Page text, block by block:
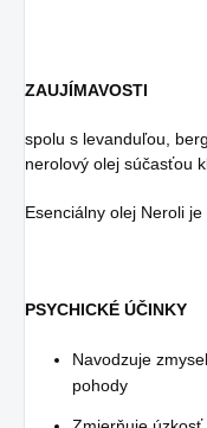
ZAUJÍMAVOSTI
spolu s levanduľou,
nerolový olej súčasťou
Esenciálny olej Neroli
PSYCHICKÉ ÚČINKY
Navodzuje
pohody